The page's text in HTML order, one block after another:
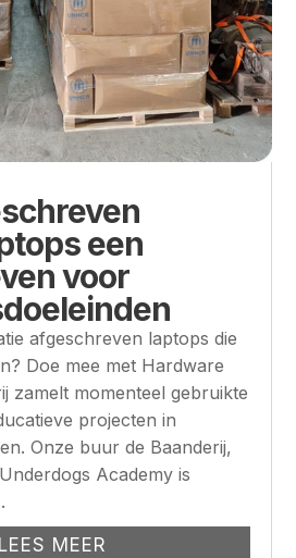
een
voor
afgeschreven laptops die
Doe mee met Hardware
zamelt momenteel gebruikte
projecten in
Onze buur de Baanderij,
Academy is
LEES MEER